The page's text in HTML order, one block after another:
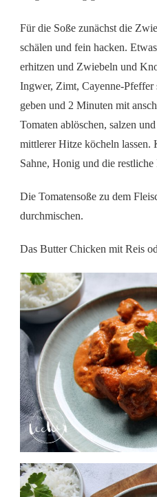
Für die Soße zunächst die
schälen und fein hacken.
erhitzen und Zwiebeln und
Ingwer, Zimt, Cayenne-Pfeffer
geben und 2 Minuten mit
Tomaten ablöschen, salzen
mittlerer Hitze köcheln lassen.
Sahne, Honig und die
Die Tomatensoße zu dem
durchmischen.
Das Butter Chicken mit Reis